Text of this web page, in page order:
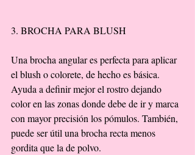
3. BROCHA PARA BLUSH
Una brocha angular es perfecta para aplicar
el blush o colorete, de hecho es básica.
Ayuda a definir mejor el rostro dejando
color en las zonas donde debe de ir y marca
con mayor precisión los pómulos. También,
puede ser útil una brocha recta menos
gordita que la de polvo.